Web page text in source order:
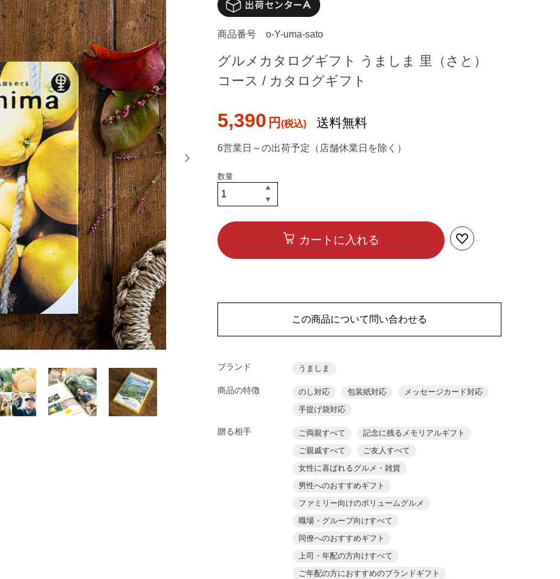
商品番号 o-Y-uma-sato
グルメカタログギフト うましま 里（さと）
コース / カタログギフト
5,390 円 送料無料
6営業日～の出荷予定（店舗休業日を除く）
カートに入れる
この商品について問い合わせる
ブランド うましま
商品の特徴 のし対応 包装紙対応
メッセージカード対応
手提げ袋対応
贈る相手 ご両親すべて
記念に残るメモリアルギフト
ご親戚すべて
ご友人すべて
女性に喜ばれるグルメ・雑貨
男性へのおすすめギフト
ファミリー向けのボリュームグルメ
職場・グループ向けすべて
同僚へのおすすめギフト
上司・年配の方向けすべて
ご年配の方におすすめのブランドギフト